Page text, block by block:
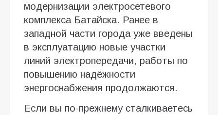
модернизации электросетевого
комплекса Батайска. Ранее в
западной части города уже введены
в эксплуатацию новые участки
линий электропередачи, работы по
повышению надёжности
энергоснабжения продолжаются.
Если вы по-прежнему сталкиваетесь